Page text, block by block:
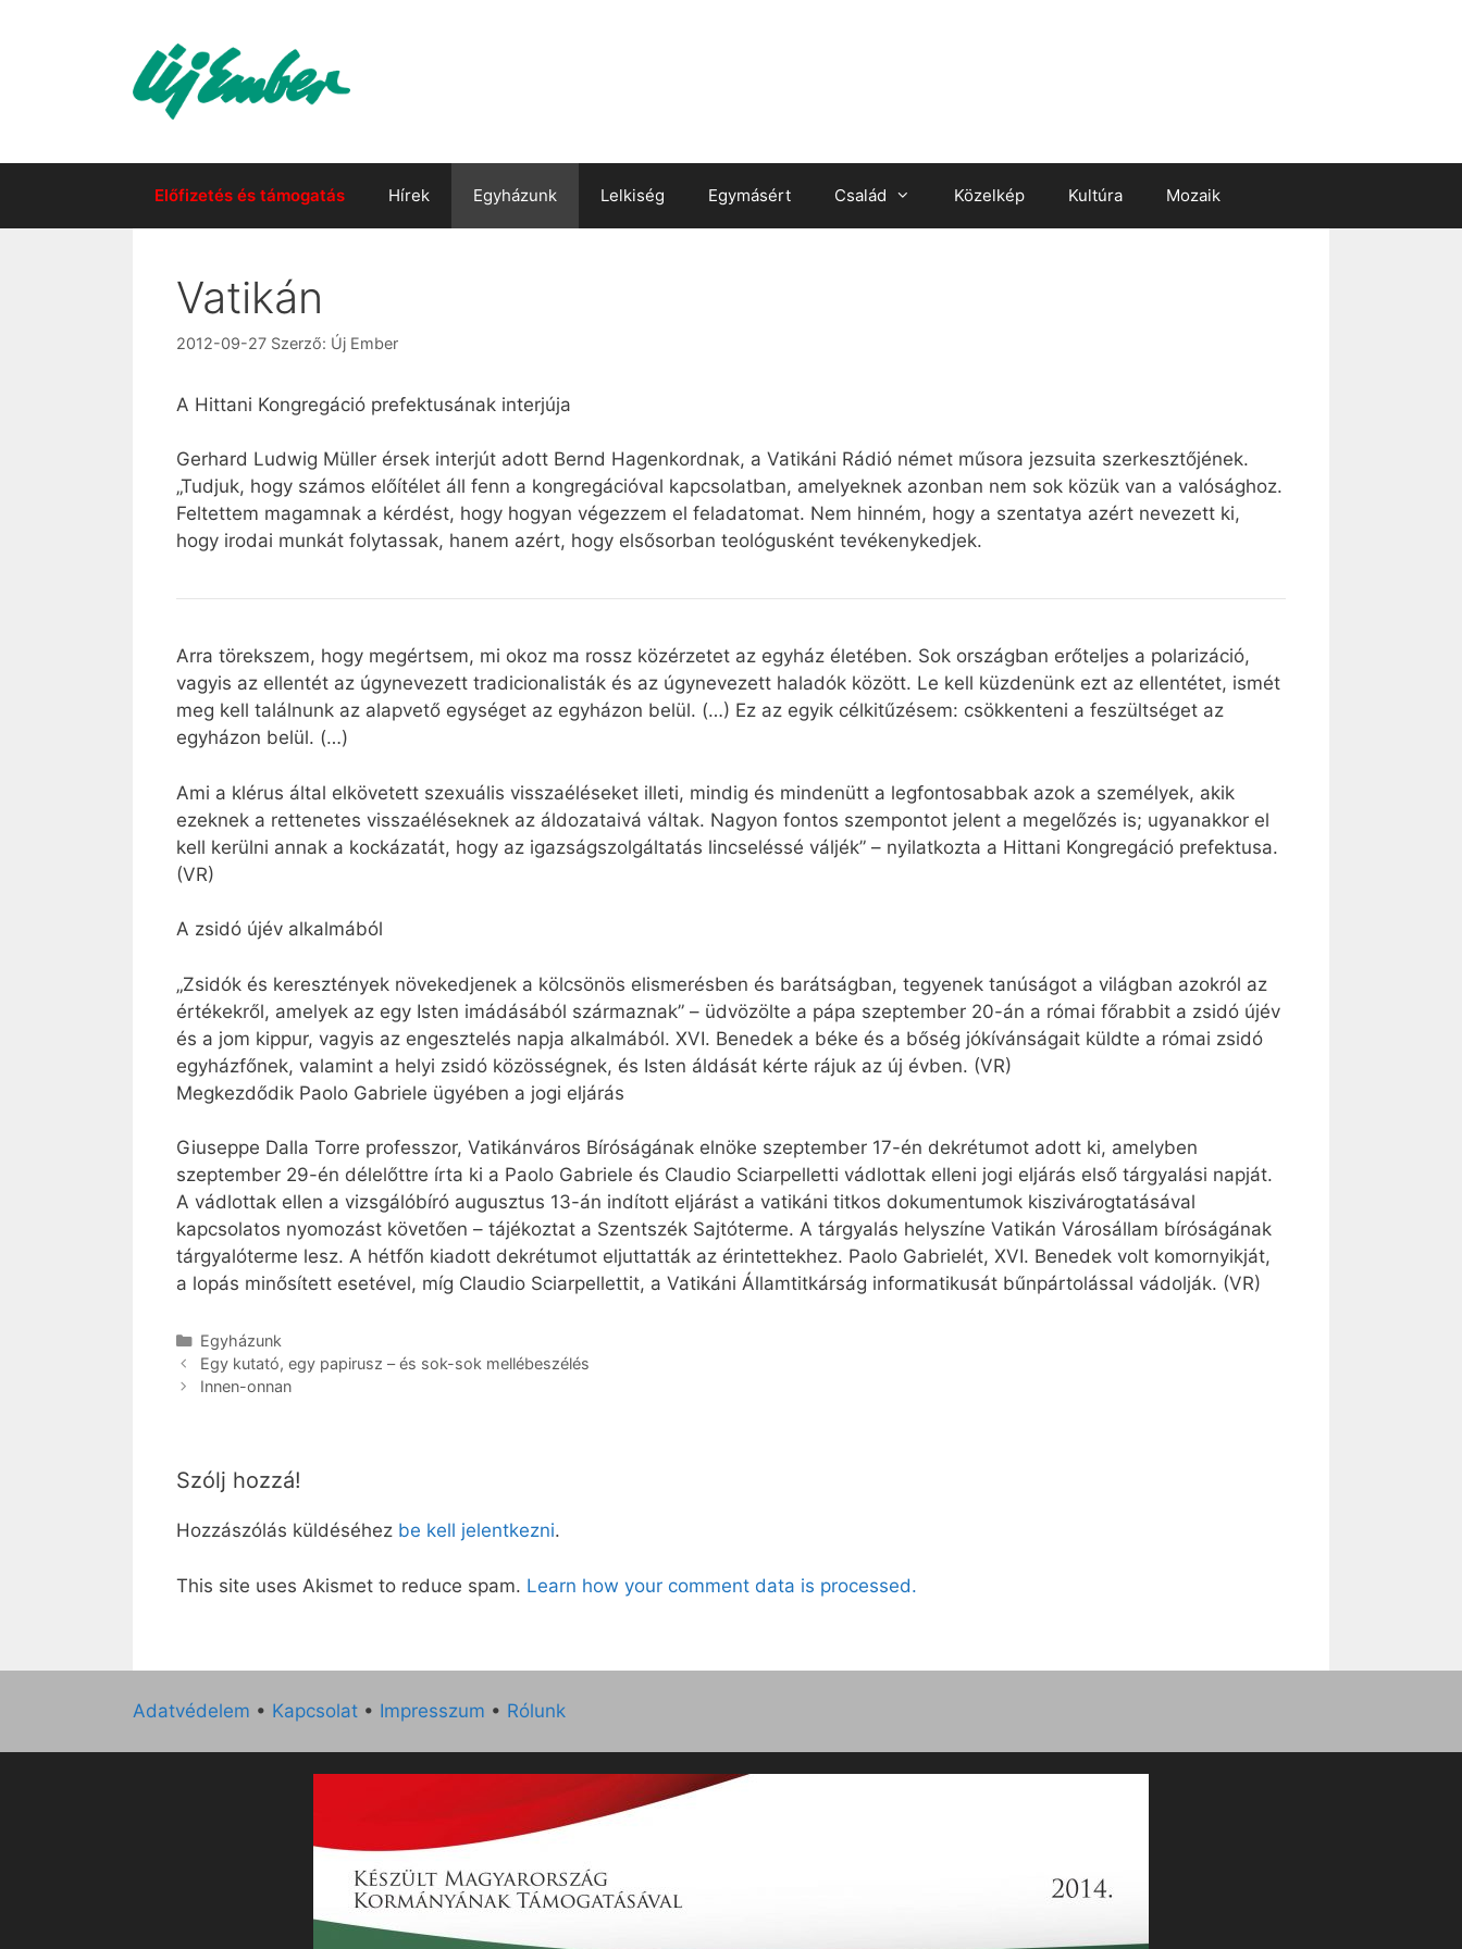
Előfizetés és támogatás Hírek Egyházunk Lelkiség Egymásért Család Közelkép Kultúra Mozaik
Vatikán
2012-09-27 Szerző: Új Ember
A Hittani Kongregáció prefektusának interjúja
Gerhard Ludwig Müller érsek interjút adott Bernd Hagenkordnak, a Vatikáni Rádió német műsora jezsuita szerkesztőjének.
„Tudjuk, hogy számos előítélet áll fenn a kongregációval kapcsolatban, amelyeknek azonban nem sok közük van a valósághoz.
Feltettem magamnak a kérdést, hogy hogyan végezzem el feladatomat. Nem hinném, hogy a szentatya azért nevezett ki,
hogy irodai munkát folytassak, hanem azért, hogy elsősorban teológusként tevékenykedjek.
Arra törekszem, hogy megértsem, mi okoz ma rossz közérzetet az egyház életében. Sok országban erőteljes a polarizáció,
vagyis az ellentét az úgynevezett tradicionalisták és az úgynevezett haladók között. Le kell küzdenünk ezt az ellentétet, ismét
meg kell találnunk az alapvető egységet az egyházon belül. (…) Ez az egyik célkitűzésem: csökkenteni a feszültséget az
egyházon belül. (…)
Ami a klérus által elkövetett szexuális visszaéléseket illeti, mindig és mindenütt a legfontosabbak azok a személyek, akik
ezeknek a rettenetes visszaéléseknek az áldozataivá váltak. Nagyon fontos szempontot jelent a megelőzés is; ugyanakkor el
kell kerülni annak a kockázatát, hogy az igazságszolgáltatás lincseléssé váljék” – nyilatkozta a Hittani Kongregáció prefektusa.
(VR)
A zsidó újév alkalmából
„Zsidók és keresztények növekedjenek a kölcsönös elismerésben és barátságban, tegyenek tanúságot a világban azokról az
értékekről, amelyek az egy Isten imádásából származnak” – üdvözölte a pápa szeptember 20-án a római főrabbit a zsidó újév
és a jom kippur, vagyis az engesztelés napja alkalmából. XVI. Benedek a béke és a bőség jókívánságait küldte a római zsidó
egyházfőnek, valamint a helyi zsidó közösségnek, és Isten áldását kérte rájuk az új évben. (VR)
Megkezdődik Paolo Gabriele ügyében a jogi eljárás
Giuseppe Dalla Torre professzor, Vatikánváros Bíróságának elnöke szeptember 17-én dekrétumot adott ki, amelyben
szeptember 29-én délelőttre írta ki a Paolo Gabriele és Claudio Sciarpelletti vádlottak elleni jogi eljárás első tárgyalási napját.
A vádlottak ellen a vizsgálóbíró augusztus 13-án indított eljárást a vatikáni titkos dokumentumok kiszivárogtatásával
kapcsolatos nyomozást követően – tájékoztat a Szentszék Sajtóterme. A tárgyalás helyszíne Vatikán Városállam bíróságának
tárgyalóterme lesz. A hétfőn kiadott dekrétumot eljuttatták az érintettekhez. Paolo Gabrielét, XVI. Benedek volt komornyikját,
a lopás minősített esetével, míg Claudio Sciarpellettit, a Vatikáni Államtitkárság informatikusát bűnpártolással vádolják. (VR)
Kategória
Egyházunk
Egy kutató, egy papirusz – és sok-sok mellébeszélés
Innen-onnan
Szólj hozzá!
Hozzászólás küldéséhez be kell jelentkezni.
This site uses Akismet to reduce spam. Learn how your comment data is processed.
Adatvédelem • Kapcsolat • Impresszum • Rólunk